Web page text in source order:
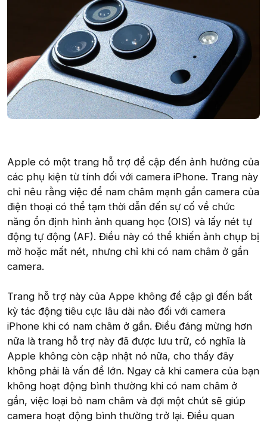
Apple có một trang hỗ trợ đề cập đến ảnh hưởng của
các phụ kiện từ tính đối với camera iPhone. Trang này
chỉ nêu rằng việc để nam châm mạnh gần camera của
điện thoại có thể tạm thời dẫn đến sự cố về chức
năng ổn định hình ảnh quang học (OIS) và lấy nét tự
động tự động (AF). Điều này có thể khiến ảnh chụp bị
mờ hoặc mất nét, nhưng chỉ khi có nam châm ở gần
camera.
Trang hỗ trợ này của Appe không đề cập gì đến bất
kỳ tác động tiêu cực lâu dài nào đối với camera
iPhone khi có nam châm ở gần. Điều đáng mừng hơn
nữa là trang hỗ trợ này đã được lưu trữ, có nghĩa là
Apple không còn cập nhật nó nữa, cho thấy đây
không phải là vấn đề lớn. Ngay cả khi camera của bạn
không hoạt động bình thường khi có nam châm ở
gần, việc loại bỏ nam châm và đợi một chút sẽ giúp
camera hoạt động bình thường trở lại. Điều quan